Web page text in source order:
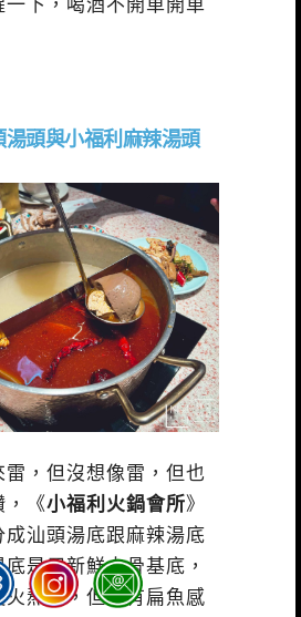
一下，喝酒不開車開車
湯頭與小福利麻辣湯頭
，但沒想像雷，但也
，《小福利火鍋會所》
成汕頭湯底跟麻辣湯底
是用新鮮大骨基底，
火熬製，但沒有扁魚感